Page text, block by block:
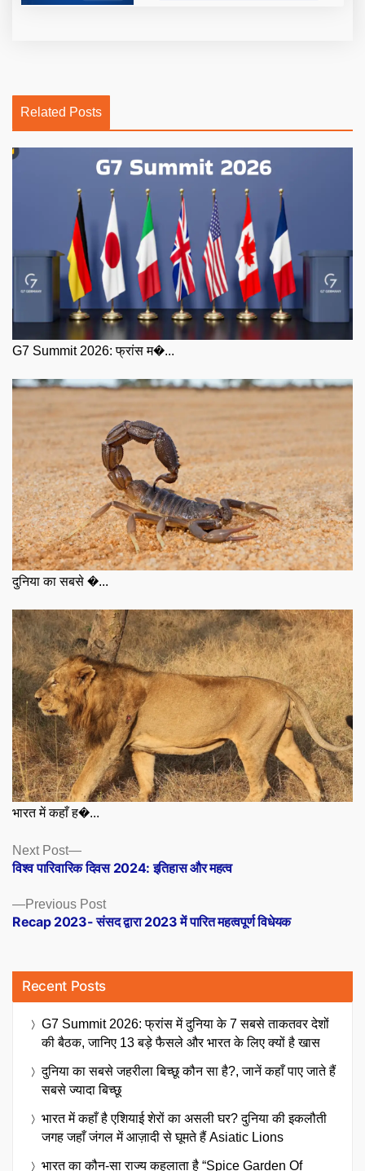
Related Posts
G7 Summit 2026: फ्रांस म�...
दुनिया का सबसे �...
भारत में कहाँ ह�...
Posts
navigation
Previous PostPrevious
post:
Recap 2023- संसद द्वारा 2023 में पारित महत्वपूर्ण विधेयक
Next Post
Next
post:
विश्व पारिवारिक दिवस 2024: इतिहास और महत्व
Recent Posts
G7 Summit 2026: फ्रांस में दुनिया के 7 सबसे ताकतवर देशों
की बैठक, जानिए 13 बड़े फैसले और भारत के लिए क्यों है खास
दुनिया का सबसे जहरीला बिच्छू कौन सा है?, जानें कहाँ पाए जाते हैं
सबसे ज्यादा बिच्छू
भारत में कहाँ है एशियाई शेरों का असली घर? दुनिया की इकलौती
जगह जहाँ जंगल में आज़ादी से घूमते हैं Asiatic Lions
भारत का कौन-सा राज्य कहलाता है “Spice Garden Of